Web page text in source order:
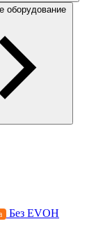
оборудование
Без EVOH